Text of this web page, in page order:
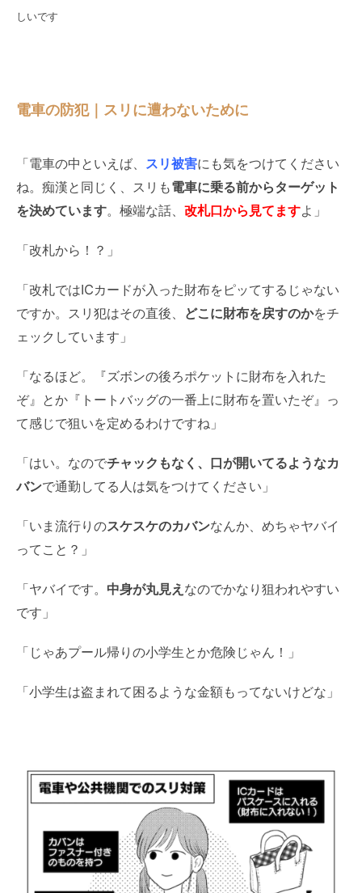
しいです
電車の防犯｜スリに遭わないために
「電車の中といえば、 スリ被害にも気をつけてください
ね。 痴漢と同じく、スリも電車に乗る前からターゲット
を決めています。極端な話、 改札口から見てますよ」
「改札から！？」
「改札ではICカードが入った財布をピッてするじゃない
ですか。スリ犯はその直後、 どこに財布を戻すのかをチ
ェックしています」
「なるほど。『ズボンの後ろポケットに財布を入れた
ぞ』とか『トートバッグの一番上に財布を置いたぞ』っ
て感じで狙いを定めるわけですね 」
「はい。なのでチャックもなく、口が開いてるようなカ
バンで通勤してる人は気をつけてください」
「いま流行りのスケスケのカバンなんか、めちゃヤバイ
ってこと？」
「ヤバイです。 中身が丸見え なのでかなり狙われやすい
です」
「じゃあプール帰りの小学生とか危険じゃん！」
「小学生は盗まれて困るような金額もってないけどな」